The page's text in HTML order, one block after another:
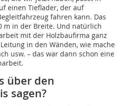
einen Tieflader, der auf
fahren kann. Das
m in der Breite. Und natürlich
mit der Holzbaufirma ganz
in den Wänden, wie mache
usw. – das war dann schon eine
über den
sagen?